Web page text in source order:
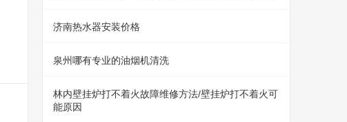
济南热水器安装价格
泉州哪有专业的油烟机清洗
林内壁挂炉打不着火故障维修方法/壁挂炉打不着火可
能原因